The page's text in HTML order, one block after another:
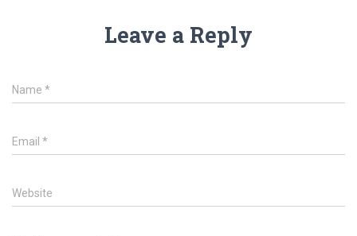
Leave a Reply
Name *
Email *
Website